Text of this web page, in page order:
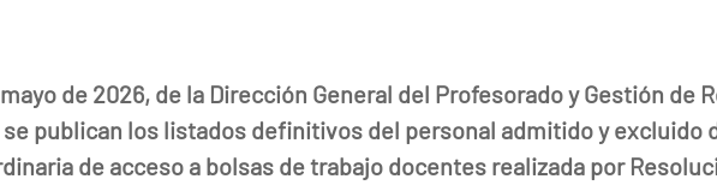
de 2026, de la Dirección General del Profesorado y Gestión de
se publican los listados definitivos del personal admitido y excluido
de acceso a bolsas de trabajo docentes realizada por